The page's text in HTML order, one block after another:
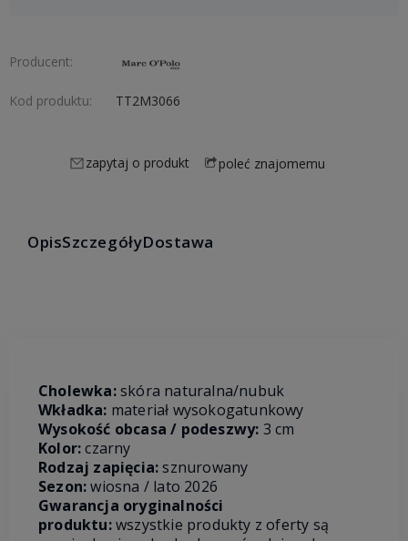
Producent:
Kod produktu: TT2M3066
zapytaj o produkt poleć znajomemu
OpisSzczegółyDostawa
Cholewka:skóra naturalna/nubuk
Wkładka: materiał wysokogatunkowy
Wysokość obcasa / podeszwy: 3 cm
Kolor:czarny
Rodzaj zapięcia:sznurowany
Sezon:wiosna / lato 2026
Gwarancja oryginalności
produktu:wszystkie produkty z oferty są